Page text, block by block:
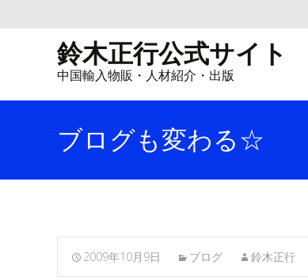
鈴木正行公式サイト
中国輸入物販・人材紹介・出版
ブログも変わる☆
2009年10月9日 ブログ 鈴木正行